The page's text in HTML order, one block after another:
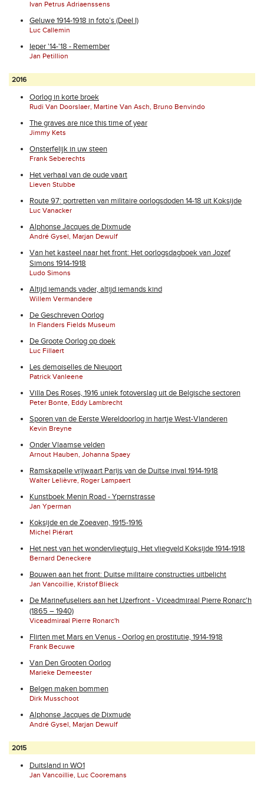
Ivan Petrus Adriaenssens
Geluwe 1914-1918 in foto’s (Deel I)
Luc Callemin
Ieper '14-'18 - Remember
Jan Petillion
2016
Oorlog in korte broek
Rudi Van Doorslaer, Martine Van Asch, Bruno Benvindo
The graves are nice this time of year
Jimmy Kets
Onsterfelijk in uw steen
Frank Seberechts
Het verhaal van de oude vaart
Lieven Stubbe
Route 97: portretten van militaire oorlogsdoden 14-18 uit Koksijde
Luc Vanacker
Alphonse Jacques de Dixmude
André Gysel, Marjan Dewulf
Van het kasteel naar het front: Het oorlogsdagboek van Jozef
Simons 1914-1918
Ludo Simons
Altijd iemands vader, altijd iemands kind
Willem Vermandere
De Geschreven Oorlog
In Flanders Fields Museum
De Groote Oorlog op doek
Luc Fillaert
Les demoiselles de Nieuport
Patrick Vanleene
Villa Des Roses, 1916 uniek fotoverslag uit de Belgische sectoren
Peter Bonte, Eddy Lambrecht
Sporen van de Eerste Wereldoorlog in hartje West-Vlanderen
Kevin Breyne
Onder Vlaamse velden
Arnout Hauben, Johanna Spaey
Ramskapelle vrijwaart Parijs van de Duitse inval 1914-1918
Walter Lelièvre, Roger Lampaert
Kunstboek Menin Road - Ypernstrasse
Jan Yperman
Koksijde en de Zoeaven, 1915-1916
Michel Piérart
Het nest van het wondervliegtuig. Het vliegveld Koksijde 1914-1918
Bernard Deneckere
Bouwen aan het front: Duitse militaire constructies uitbelicht
Jan Vancoillie, Kristof Blieck
De Marinefuseliers aan het IJzerfront - Viceadmiraal Pierre Ronarc'h
(1865 – 1940)
Viceadmiraal Pierre Ronarc'h
Flirten met Mars en Venus - Oorlog en prostitutie, 1914-1918
Frank Becuwe
Van Den Grooten Oorlog
Marieke Demeester
Belgen maken bommen
Dirk Musschoot
Alphonse Jacques de Dixmude
André Gysel, Marjan Dewulf
2015
Duitsland in WO1
Jan Vancoillie, Luc Cooremans